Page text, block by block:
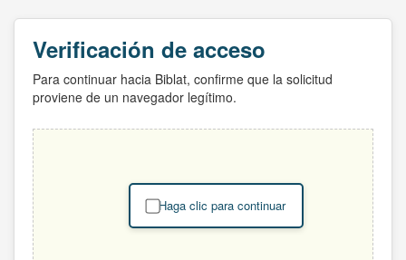
Verificación de acceso
Para continuar hacia Biblat, confirme que la solicitud
proviene de un navegador legítimo.
Haga clic para continuar